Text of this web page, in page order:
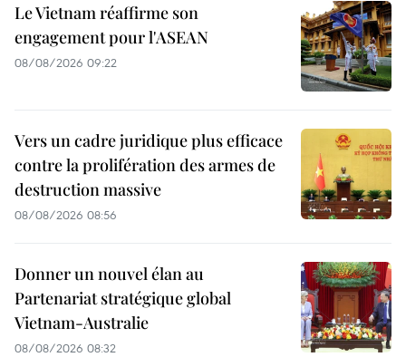
Le Vietnam réaffirme son
engagement pour l'ASEAN
08/08/2026 09:22
Vers un cadre juridique plus efficace
contre la prolifération des armes de
destruction massive
08/08/2026 08:56
Donner un nouvel élan au
Partenariat stratégique global
Vietnam-Australie
08/08/2026 08:32